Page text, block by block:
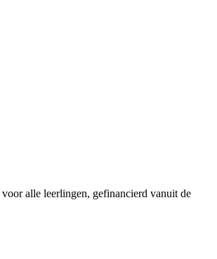
alle leerlingen, gefinancierd vanuit de